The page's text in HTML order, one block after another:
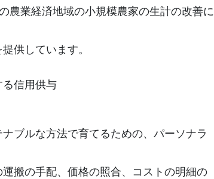
農業経済地域の小規模農家の生計の改善に
供しています。
信用供与
ブルな方法で育てるための、パーソナラ
搬の手配、価格の照合、コストの明細の